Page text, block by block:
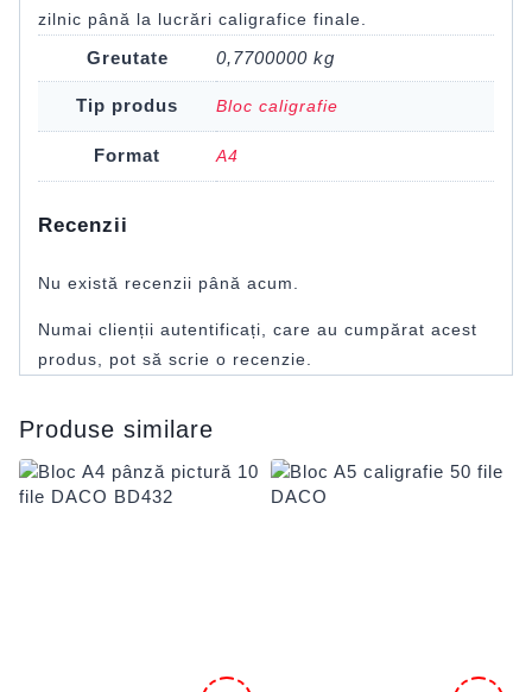
zilnic până la lucrări caligrafice finale.
Greutate 0,7700000 kg
Tip produs Bloc caligrafie
Format A4
Recenzii
Nu există recenzii până acum.
Numai clienții autentificați, care au cumpărat acest
produs, pot să scrie o recenzie.
Produse similare